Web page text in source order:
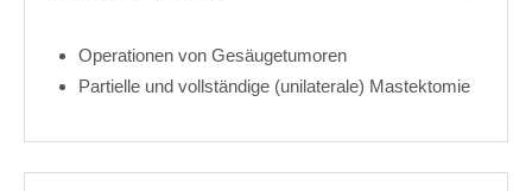
Operationen von Gesäugetumoren
Partielle und vollständige (unilaterale) Mastektomie